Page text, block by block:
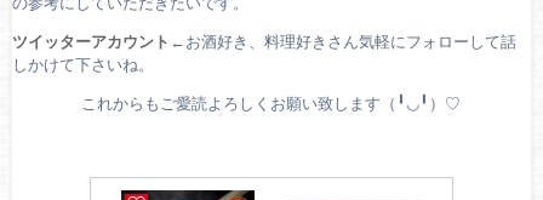
ツイッターアカウント ←お酒好き、料理好きさん気軽にフォローして話
しかけて下さいね。
これからもご愛読よろしくお願い致します（╹◡╹）♡